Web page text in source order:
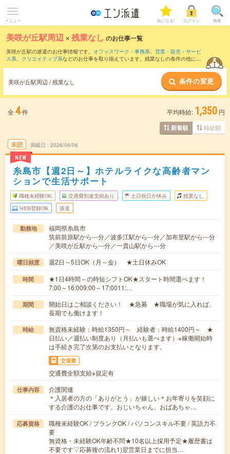
メニュー 気になる! ログイン 検索
美咲が丘駅周辺 ×残業なし のお仕事一覧
美咲が丘駅の派遣のお仕事情報です。 オフィスワーク・事務系、 営業・販売・サービ
ス系、 クリエイティブ系などのお仕事を取り揃えています。残業なしの条件の他に、
美咲が丘駅周辺 / 残業なし 条件の変更
全 4件 平均時給: 1,350 円
新着順 時給順
未読
NEW
掲載日 2026/08/06
糸島市【週2日～】ホテルライクな高齢者マン
ションで生活サポート
職種未経験OK 交通費別途支給あり 土日祝日が休み 残業なし
WEB登録OK 派遣
勤務地
福岡県糸島市
筑前前原駅から---分／波多江駅から---分／加布里駅から---分
／美咲が丘駅から---分／一貴山駅から---分
曜日頻度 週2日～5日OK（月～金） ★土日休みOK
時間
★1日4時間～の時短シフトOK★スタート時間選べます！
7:00～16:009:00～17:0011:…
期間
開始日はご相談ください！ ★急募 ★職場が気に入れば、
長期でも働けます！
時給
無資格未経験：時給1350円～ 経験者：時給1400円～ ★
日払い／週払い制度あり（月払いも選べます）※稼働開始時
は手続き完了次第のお支払いとなります。
交通費
交通費全額支給※規定有
仕事内容
介護関連
＊入居者の方の「ありがとう」が嬉しい＊お年寄りを笑顔に
する介護のお仕事です。おじいちゃん、おばあちゃ…
応募資格
職種未経験OK / ブランクOK / パソコンスキル不要 / 英語力不
要
無資格・未経験OK年齢不問★10名以上採用予定★履歴書は
不要です▽応募後の流れ1)翌営業日までに担当…